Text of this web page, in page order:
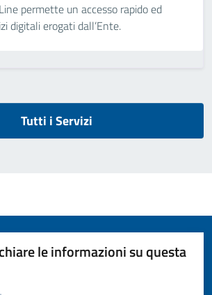
permette un accesso rapido ed
digitali erogati dall’Ente.
Tutti i Servizi
le informazioni su questa